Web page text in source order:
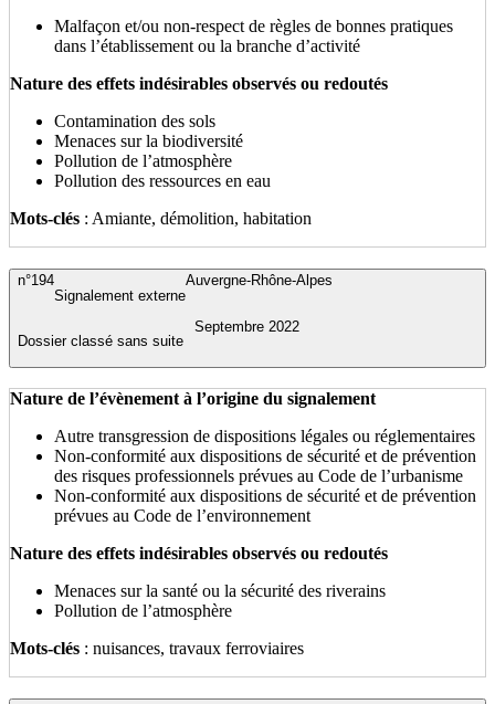
Malfaçon et/ou non-respect de règles de bonnes pratiques
dans l’établissement ou la branche d’activité
Nature des effets indésirables observés ou redoutés
Contamination des sols
Menaces sur la biodiversité
Pollution de l’atmosphère
Pollution des ressources en eau
Mots-clés : Amiante, démolition, habitation
Septembre 2022
Dossier classé sans suite
Auvergne-Rhône-Alpes
Signalement externe
n°194
Nature de l’évènement à l’origine du signalement
Autre transgression de dispositions légales ou réglementaires
Non-conformité aux dispositions de sécurité et de prévention
des risques professionnels prévues au Code de l’urbanisme
Non-conformité aux dispositions de sécurité et de prévention
prévues au Code de l’environnement
Nature des effets indésirables observés ou redoutés
Menaces sur la santé ou la sécurité des riverains
Pollution de l’atmosphère
Mots-clés : nuisances, travaux ferroviaires